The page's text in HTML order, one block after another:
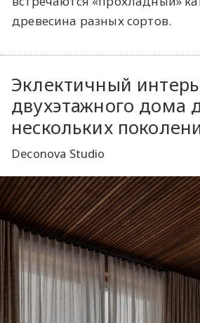
древесина разных сортов.
Эклектичный
двухэтажного дома
нескольких
Deconova Studio